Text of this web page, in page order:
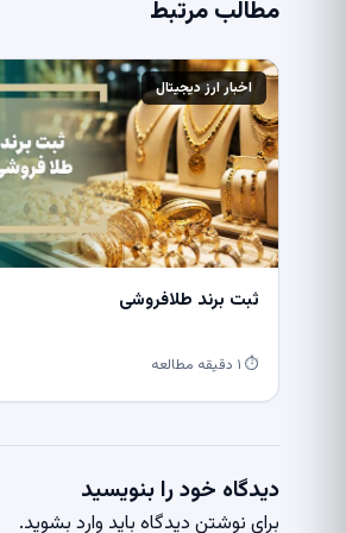
مطالب مرتبط
اخبار ارز دیجیتال
ثبت برند طلافروشی
⏱ ۱ دقیقه مطالعه
دیدگاه خود را بنویسید
برای نوشتن دیدگاه باید وارد بشوید.